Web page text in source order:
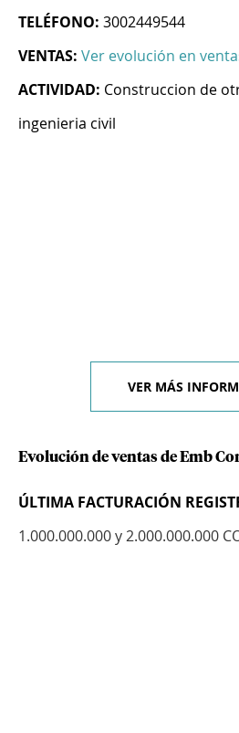
TELÉFONO: 3002449544
VENTAS: Ver evolución en
ACTIVIDAD: Construccion de
ingenieria civil
VER MÁS
Evolución de ventas de Emb
ÚLTIMA FACTURACIÓN
1.000.000.000 y 2.000.000.000